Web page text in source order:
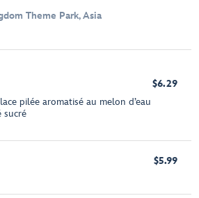
Theme Park, Asia
pilée aromatisé au melon d’eau
sucré
$6.29
$5.99